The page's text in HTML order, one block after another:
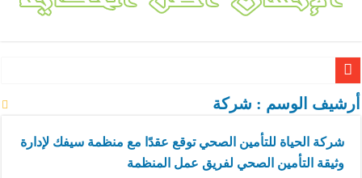
لينا المفلحي.. قصة نجاح مشروع “فكتوريا بوتيك” لتصميم وهندسة
أرشيف الوسم : شركة
شركة الحياة للتأمين الصحي توقع عقدًا مع منظمة سيفك لإدارة
وثيقة التأمين الصحي لفريق عمل المنظمة